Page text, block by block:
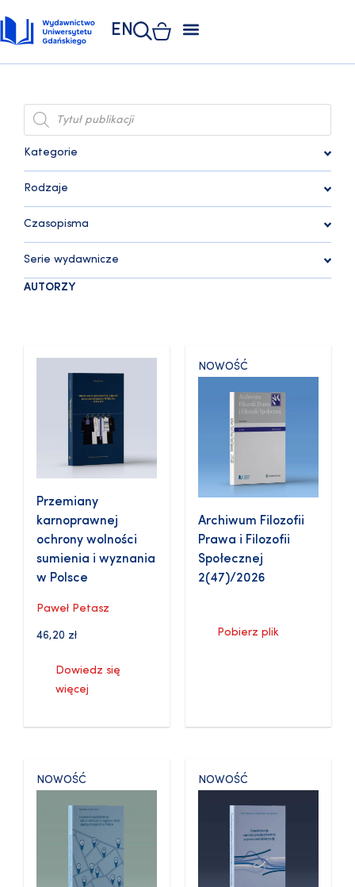
EN
Kategorie
Rodzaje
Czasopisma
Serie wydawnicze
AUTORZY
Przemiany
karnoprawnej
ochrony wolności
sumienia i wyznania
w Polsce
Paweł Petasz
46,20 zł
Dowiedz się
więcej
NOWOŚĆ
Archiwum Filozofii
Prawa i Filozofii
Społecznej
2(47)/2026
Pobierz plik
NOWOŚĆ NOWOŚĆ